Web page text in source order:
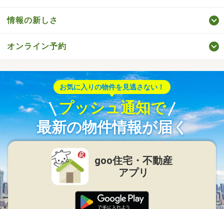
情報の新しさ
オンライン予約
お気に入りの物件を見逃さない！
プッシュ通知で
最新の物件情報が届く
goo住宅・不動産
アプリ